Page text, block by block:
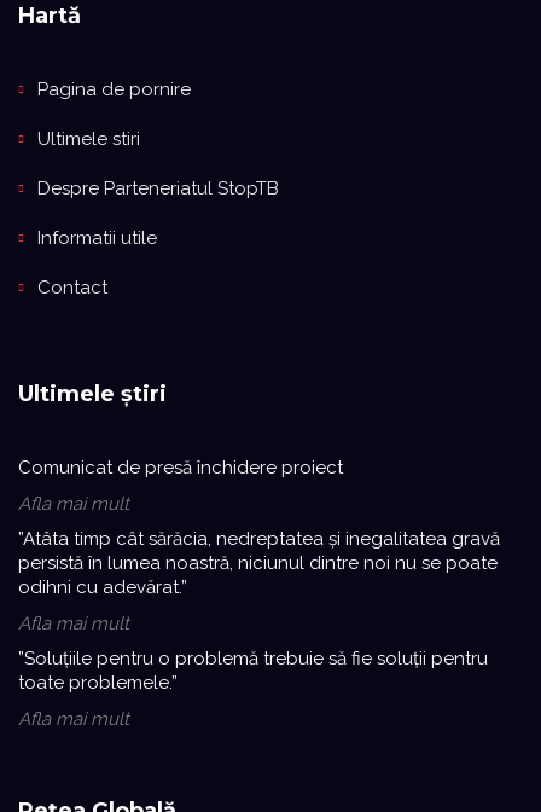
Hartă
Pagina de pornire
Ultimele stiri
Despre Parteneriatul StopTB
Informatii utile
Contact
Ultimele știri
Comunicat de presă închidere proiect
Afla mai mult
”Atâta timp cât sărăcia, nedreptatea și inegalitatea gravă
persistă în lumea noastră, niciunul dintre noi nu se poate
odihni cu adevărat.”
Afla mai mult
”Soluțiile pentru o problemă trebuie să fie soluții pentru
toate problemele.”
Afla mai mult